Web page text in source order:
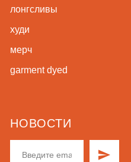
лонгсливы
худи
мерч
garment dyed
НОВОСТИ